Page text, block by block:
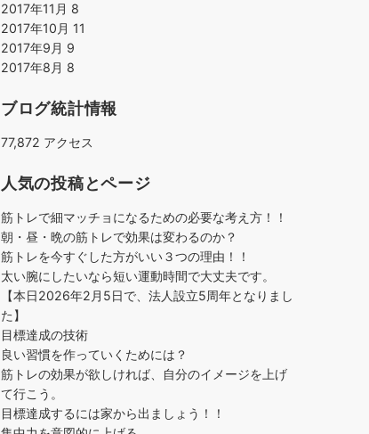
2017年11月 8
2017年10月 11
2017年9月 9
2017年8月 8
ブログ統計情報
77,872 アクセス
人気の投稿とページ
筋トレで細マッチョになるための必要な考え方！！
朝・昼・晩の筋トレで効果は変わるのか？
筋トレを今すぐした方がいい３つの理由！！
太い腕にしたいなら短い運動時間で大丈夫です。
【本日2026年2月5日で、法人設立5周年となりまし
た】
目標達成の技術
良い習慣を作っていくためには？
筋トレの効果が欲しければ、自分のイメージを上げ
て行こう。
目標達成するには家から出ましょう！！